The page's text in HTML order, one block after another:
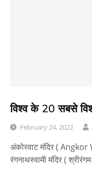
विश्व के 20 सबसे
February 24, 2022
अंकोरवाट मंदिर (
रंगनाथस्वामी मंदिर (